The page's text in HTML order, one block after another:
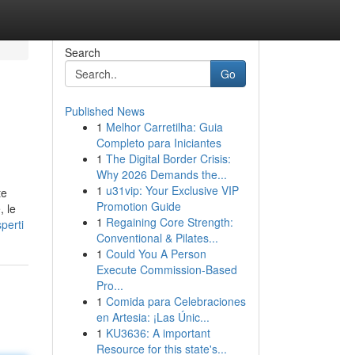
le
Search
Go
Published News
1 Melhor Carretilha: Guia
Completo para Iniciantes
1 The Digital Border Crisis:
Why 2026 Demands the...
1 u31vip: Your Exclusive VIP
Promotion Guide
1 Regaining Core Strength:
Conventional & Pilates...
1 Could You A Person
Execute Commission-Based
Pro...
1 Comida para Celebraciones
en Artesia: ¡Las Únic...
1 KU3636: A important
Resource for this state's...